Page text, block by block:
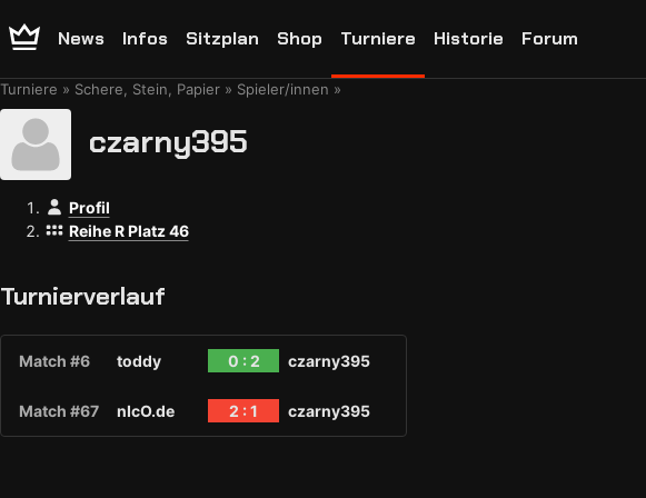
News Infos Sitzplan Shop Turniere Historie Forum
Turniere Schere, Stein, Papier Spieler/innen
czarny395
Profil
Reihe R Platz 46
Turnierverlauf
Match #6 toddy 0 : 2 czarny395
Match #67 nIcO.de 2 : 1 czarny395